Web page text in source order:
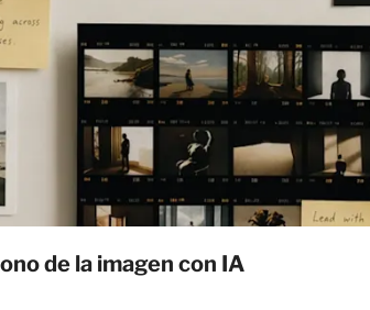
de la imagen con IA